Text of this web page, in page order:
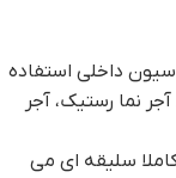
داخلی استفاده
نما رستیک، آجر
سلیقه ای می